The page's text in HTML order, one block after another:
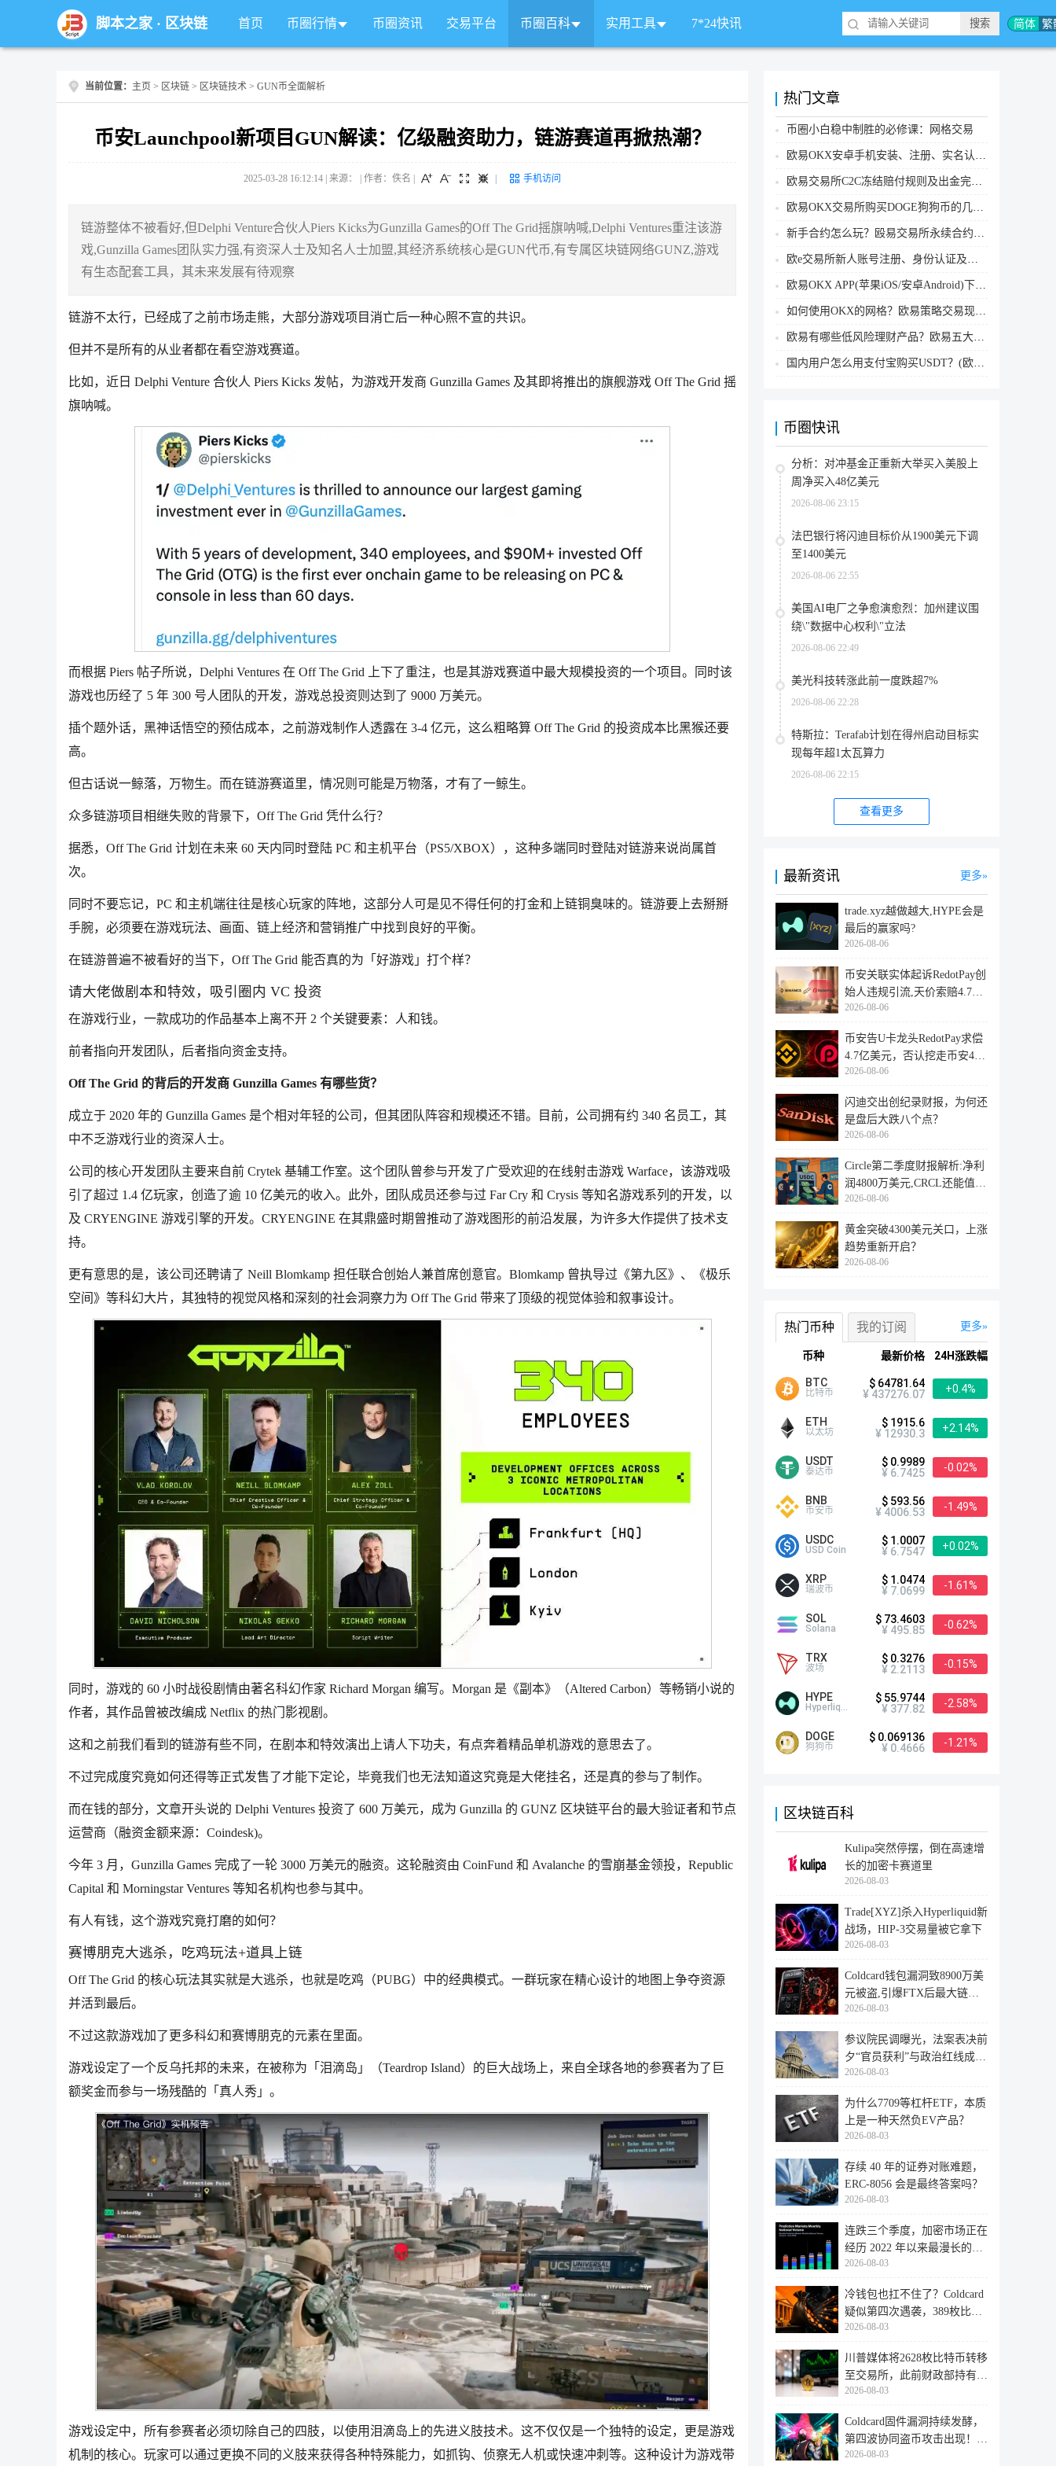
简体 繁
脚本之家· 区块链 首页 币圈行情 币圈资讯 交易平台 币圈百科 实用工具 7*24快讯
当前位置： 主页 > 区块链 > 区块链技术 > GUN币全面解析
币安Launchpool新项目GUN解读：亿级融资助力，链游赛道再掀热潮？
2025-03-28 16:12:14 | 来源： | 作者：佚名 手机访问
链游整体不被看好,但Delphi Venture合伙人Piers Kicks为Gunzilla Games的Off The Grid摇旗呐喊,Delphi Ventures重注该游
戏,Gunzilla Games团队实力强,有资深人士及知名人士加盟,其经济系统核心是GUN代币,有专属区块链网络GUNZ,游戏
有生态配套工具，其未来发展有待观察
链游不太行，已经成了之前市场走熊，大部分游戏项目消亡后一种心照不宣的共识。
但并不是所有的从业者都在看空游戏赛道。
比如，近日 Delphi Venture 合伙人 Piers Kicks 发帖，为游戏开发商 Gunzilla Games 及其即将推出的旗舰游戏 Off The Grid 摇
旗呐喊。
而根据 Piers 帖子所说，Delphi Ventures 在 Off The Grid 上下了重注，也是其游戏赛道中最大规模投资的一个项目。同时该
游戏也历经了 5 年 300 号人团队的开发，游戏总投资则达到了 9000 万美元。
插个题外话，黑神话悟空的预估成本，之前游戏制作人透露在 3-4 亿元，这么粗略算 Off The Grid 的投资成本比黑猴还要
高。
但古话说一鲸落，万物生。而在链游赛道里，情况则可能是万物落，才有了一鲸生。
众多链游项目相继失败的背景下，Off The Grid 凭什么行？
据悉，Off The Grid 计划在未来 60 天内同时登陆 PC 和主机平台（PS5/XBOX），这种多端同时登陆对链游来说尚属首
次。
同时不要忘记，PC 和主机端往往是核心玩家的阵地，这部分人可是见不得任何的打金和上链铜臭味的。链游要上去掰掰
手腕，必须要在游戏玩法、画面、链上经济和营销推广中找到良好的平衡。
在链游普遍不被看好的当下，Off The Grid 能否真的为「好游戏」打个样？
请大佬做剧本和特效，吸引圈内 VC 投资
在游戏行业，一款成功的作品基本上离不开 2 个关键要素：人和钱。
前者指向开发团队，后者指向资金支持。
Off The Grid 的背后的开发商 Gunzilla Games 有哪些货？
成立于 2020 年的 Gunzilla Games 是个相对年轻的公司，但其团队阵容和规模还不错。目前，公司拥有约 340 名员工，其
中不乏游戏行业的资深人士。
公司的核心开发团队主要来自前 Crytek 基辅工作室。这个团队曾参与开发了广受欢迎的在线射击游戏 Warface，该游戏吸
引了超过 1.4 亿玩家，创造了逾 10 亿美元的收入。此外，团队成员还参与过 Far Cry 和 Crysis 等知名游戏系列的开发，以
及 CRYENGINE 游戏引擎的开发。CRYENGINE 在其鼎盛时期曾推动了游戏图形的前沿发展，为许多大作提供了技术支
持。
更有意思的是，该公司还聘请了 Neill Blomkamp 担任联合创始人兼首席创意官。Blomkamp 曾执导过《第九区》、《极乐
空间》等科幻大片，其独特的视觉风格和深刻的社会洞察力为 Off The Grid 带来了顶级的视觉体验和叙事设计。
同时，游戏的 60 小时战役剧情由著名科幻作家 Richard Morgan 编写。Morgan 是《副本》（Altered Carbon）等畅销小说的
作者，其作品曾被改编成 Netflix 的热门影视剧。
这和之前我们看到的链游有些不同，在剧本和特效演出上请人下功夫，有点奔着精品单机游戏的意思去了。
不过完成度究竟如何还得等正式发售了才能下定论，毕竟我们也无法知道这究竟是大佬挂名，还是真的参与了制作。
而在钱的部分，文章开头说的 Delphi Ventures 投资了 600 万美元，成为 Gunzilla 的 GUNZ 区块链平台的最大验证者和节点
运营商（融资金额来源：Coindesk)。
今年 3 月，Gunzilla Games 完成了一轮 3000 万美元的融资。这轮融资由 CoinFund 和 Avalanche 的雪崩基金领投，Republic
Capital 和 Morningstar Ventures 等知名机构也参与其中。
有人有钱，这个游戏究竟打磨的如何？
赛博朋克大逃杀，吃鸡玩法+道具上链
Off The Grid 的核心玩法其实就是大逃杀，也就是吃鸡（PUBG）中的经典模式。一群玩家在精心设计的地图上争夺资源
并活到最后。
不过这款游戏加了更多科幻和赛博朋克的元素在里面。
游戏设定了一个反乌托邦的未来，在被称为「泪滴岛」（Teardrop Island）的巨大战场上，来自全球各地的参赛者为了巨
额奖金而参与一场残酷的「真人秀」。
游戏设定中，所有参赛者必须切除自己的四肢，以使用泪滴岛上的先进义肢技术。这不仅仅是一个独特的设定，更是游戏
机制的核心。玩家可以通过更换不同的义肢来获得各种特殊能力，如抓钩、侦察无人机或快速冲刺等。这种设计为游戏带
热门文章
币圈小白稳中制胜的必修课：网格交易
欧易OKX安卓手机安装、注册、实名认证、买币转账新手实操教程
欧易交易所C2C冻结赔付规则及出金完整流程
欧易OKX交易所购买DOGE狗狗币的几个方式汇总
新手合约怎么玩？殴易交易所永续合约操作步骤教程(APP/Web端)
欧e交易所新人账号注册、身份认证及安全设置教程
欧易OKX APP(苹果iOS/安卓Android)下载图文教程
如何使用OKX的网格？欧易策略交易现货网格新手操作流程
欧易有哪些低风险理财产品？欧易五大低风险理财产品详细介绍
国内用户怎么用支付宝购买USDT？(欧易交易所为例)
币圈快讯
分析：对冲基金正重新大举买入美股上
周净买入48亿美元
2026-08-06 23:15
法巴银行将闪迪目标价从1900美元下调
至1400美元
2026-08-06 22:55
美国AI电厂之争愈演愈烈：加州建议围
绕\"数据中心权利\"立法
2026-08-06 22:49
美光科技转涨此前一度跌超7%
2026-08-06 22:28
特斯拉：Terafab计划在得州启动目标实
现每年超1太瓦算力
2026-08-06 22:15
查看更多
最新资讯 更多
trade.xyz越做越大,HYPE会是
最后的赢家吗?
2026-08-06
币安关联实体起诉RedotPay创
始人违规引流,天价索赔4.728
亿美
2026-08-06
币安告U卡龙头RedotPay求偿
4.7亿美元，否认挖走币安47
万用户
2026-08-06
闪迪交出创纪录财报，为何还
是盘后大跌八个点？
2026-08-06
Circle第二季度财报解析:净利
润4800万美元,CRCL还能值得
投资
2026-08-06
黄金突破4300美元关口，上涨
趋势重新开启？
2026-08-06
更多
热门币种 我的订阅
币种 最新价格 24H涨跌幅
BTC
比特币
$ 64781.64
¥ 437276.07
+0.4%
ETH
以太坊
$ 1915.6
¥ 12930.3
+2.14%
USDT
泰达币
$ 0.9989
¥ 6.7425
-0.02%
BNB
币安币
$ 593.56
¥ 4006.53
-1.49%
USDC
USD Coin
$ 1.0007
¥ 6.7547
+0.02%
XRP
瑞波币
$ 1.0474
¥ 7.0699
-1.61%
SOL
Solana
$ 73.4603
¥ 495.85
-0.62%
TRX
波场
$ 0.3276
¥ 2.2113
-0.15%
HYPE
Hyperliquid
$ 55.9744
¥ 377.82
-2.58%
DOGE
狗狗币
$ 0.069136
¥ 0.4666
-1.21%
区块链百科
Kulipa突然停摆，倒在高速增
长的加密卡赛道里
2026-08-03
Trade[XYZ]杀入Hyperliquid新
战场，HIP-3交易量被它拿下
2026-08-03
Coldcard钱包漏洞致8900万美
元被盗,引爆FTX后最大链上
迁移潮
2026-08-03
参议院民调曝光，法案表决前
夕“官员获利”与政治红线成最
大
2026-08-03
为什么7709等杠杆ETF，本质
上是一种天然负EV产品？
2026-08-03
存续 40 年的证券对账难题，
ERC-8056 会是最终答案吗？
2026-08-03
连跌三个季度，加密市场正在
经历 2022 年以来最漫长的退
潮
2026-08-03
冷钱包也扛不住了？Coldcard
疑似第四次遇袭，389枚比特
币失
2026-08-03
川普媒体将2628枚比特币转移
至交易所，此前财政部持有的
比特
2026-08-03
Coldcard固件漏洞持续发酵，
第四波协同盗币攻击出现！
462个
2026-08-03